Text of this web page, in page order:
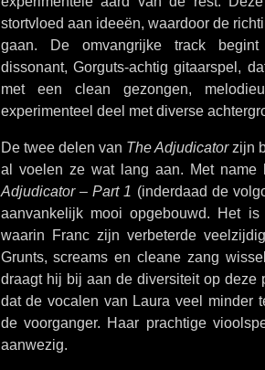
stortvloed aan ideeën, waardoor de
gaan. De omvangrijke track
dissonant, Gorguts-achtig gitaarspel,
met een clean gezongen,
experimenteel deel met diverse
De twee delen van The Adjudicatorzijn
al voelen ze wat lang aan. Met name
Adjudicator – Part 1 (inderdaad de
aanvankelijk mooi opgebouwd. Het
waarin Franc zijn verbeterde
Grunts, screams en cleane zang
draagt hij bij aan de diversiteit op deze
dat de vocalen van Laura veel minder
de voorganger. Haar prachtige
aanwezig.